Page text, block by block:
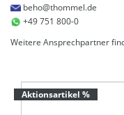
beho@thommel.de
+49 751 800-0
Weitere Ansprechpartner
Aktionsartikel %